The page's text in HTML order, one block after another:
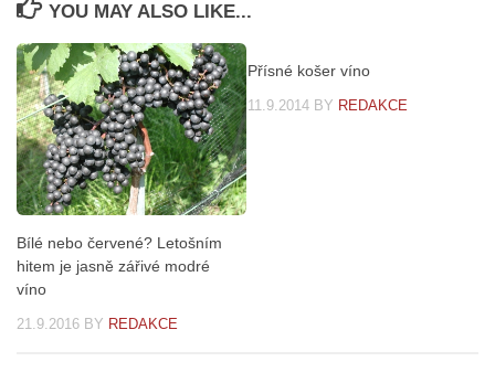
YOU MAY ALSO LIKE...
Bílé nebo červené? Letošním
hitem je jasně zářivé modré
víno
21.9.2016 BY REDAKCE
Přísné košer víno
11.9.2014 BY REDAKCE